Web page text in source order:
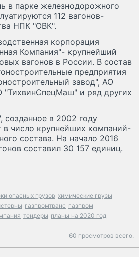
в парке железнодорожного
112 вагонов-
НПК "ОВК".
корпорация
Компания"- крупнейший
вагонов в России. В состав
предприятия
завод", АО
и ряд других
созданное в 2002 году
в число крупнейших компаний-
состава. На начало 2016
составил 30 157 единиц.
опасных грузов химические грузы
газпромтранс газпром
тендеры планы на 2020 год
60 просмотров всего.